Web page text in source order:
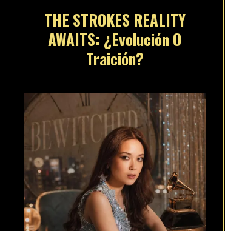
THE STROKES REALITY
AWAITS: ¿Evolución O
Traición?